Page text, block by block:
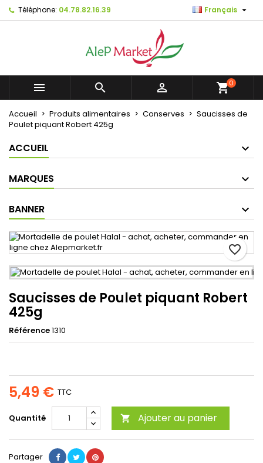
Téléphone: 04.78.82.16.39 Français 
   shopping_cart0
Accueil Produits alimentaires Conserves
Saucisses de
Poulet piquant Robert 425g
ACCUEIL
MARQUES
BANNER
Saucisses de Poulet piquant Robert
425g
Référence1310
5,49 € TTC
Quantité  Ajouter au panier
favorite_border
Partager
Mes listes d'envies ×
Créer une nouvelle liste
Créer une liste d'envies ×
Nom de la liste d'envies
Annuler Créer une liste d'envies
Connexion ×
Vous devez être connecté pour ajouter des produits
Annuler Connexion